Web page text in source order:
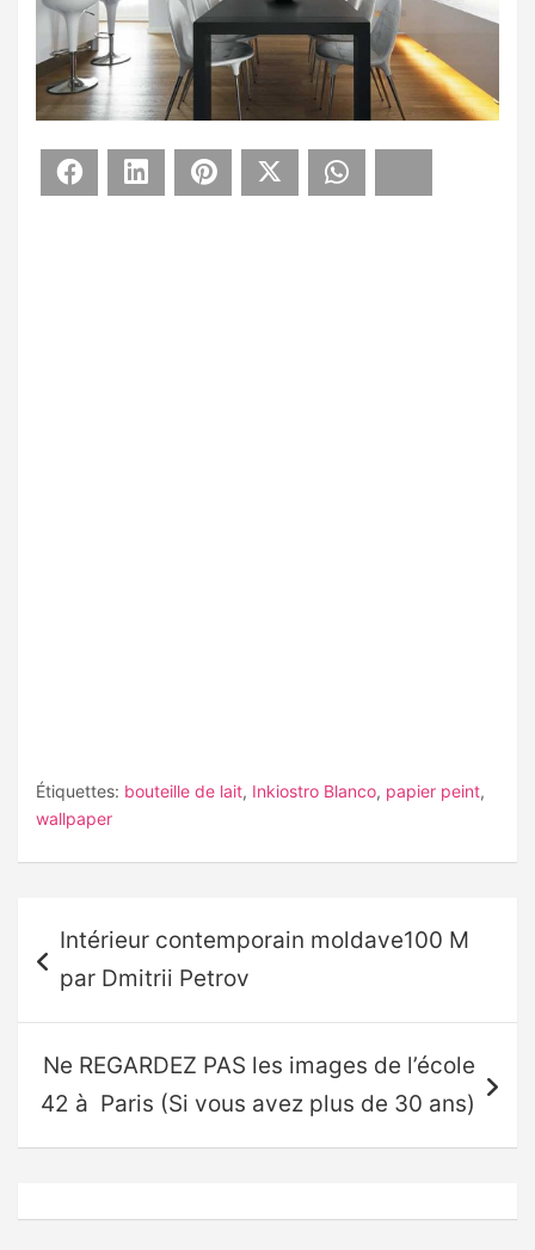
Facebook LinkedIn Pinterest
Étiquettes: bouteille de lait, Inkiostro Blanco, papier peint,
wallpaper
de
l’article
Intérieur contemporain moldave100 M
par Dmitrii Petrov
Ne REGARDEZ PAS les images de l’école
42 à Paris (Si vous avez plus de 30 ans)